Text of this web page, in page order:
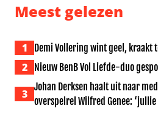
Meest gelezen
1 Demi Vollering wint geel, kraakt
2 Nieuw BenB Vol Liefde-duo
3
Johan Derksen haalt uit naar
overspelrel Wilfred Genee: ‘jullie